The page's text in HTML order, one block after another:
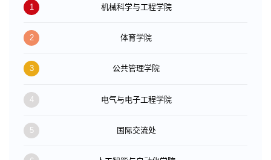
1 机械科学与工程学院
2 体育学院
3 公共管理学院
4 电气与电子工程学院
5 国际交流处